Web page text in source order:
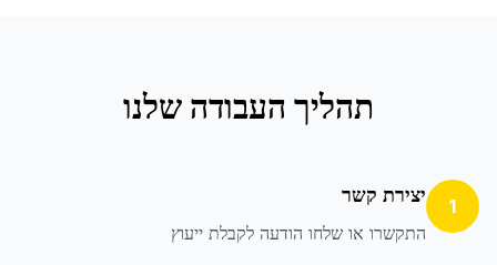
תהליך העבודה שלנו
1 יצירת קשר
התקשרו או שלחו הודעה לקבלת ייעוץ